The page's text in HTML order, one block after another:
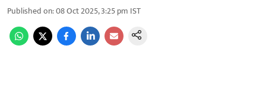
Published on:08 Oct 2025, 3:25 pm IST